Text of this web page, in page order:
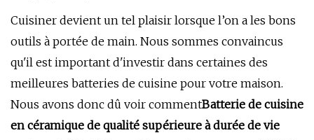
Cuisiner devient un tel plaisir lorsque l’on a les bons
outils à portée de main. Nous sommes convaincus
qu'il est important d'investir dans certaines des
meilleures batteries de cuisine pour votre maison.
Nous avons donc dû voir commentBatterie de cuisine
en céramique de qualité supérieure à durée de vie